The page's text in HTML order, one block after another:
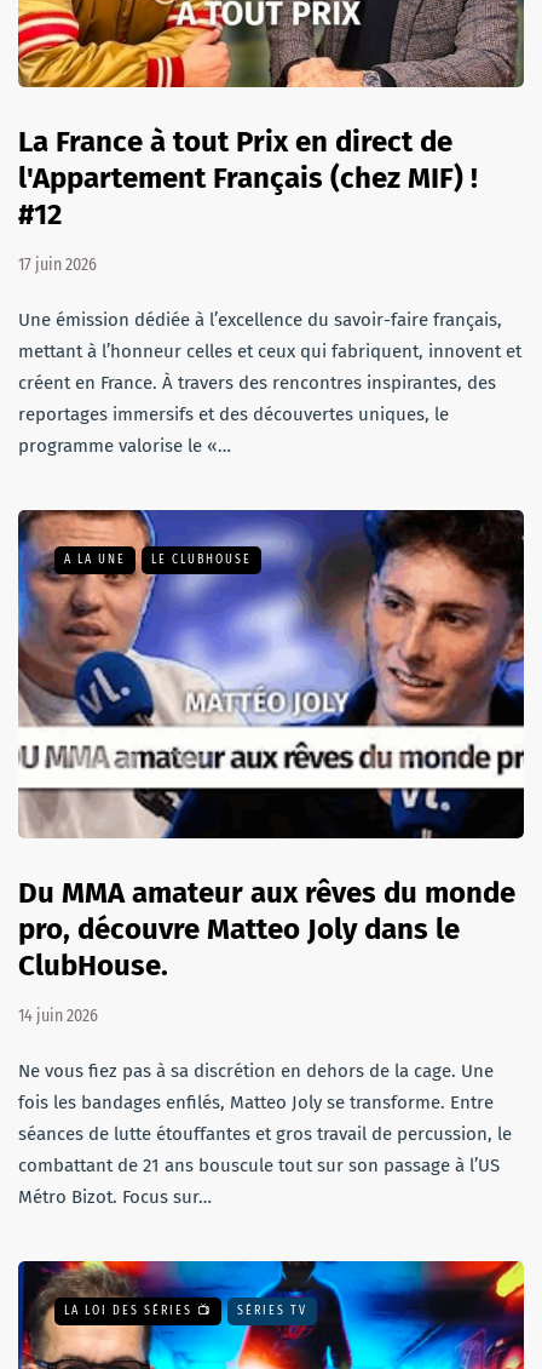
La France à tout Prix en direct de
l'Appartement Français (chez MIF) !
#12
17 juin 2026
Une émission dédiée à l’excellence du savoir-faire français,
mettant à l’honneur celles et ceux qui fabriquent, innovent et
créent en France. À travers des rencontres inspirantes, des
reportages immersifs et des découvertes uniques, le
programme valorise le «…
A LA UNE LE CLUBHOUSE
Du MMA amateur aux rêves du monde
pro, découvre Matteo Joly dans le
ClubHouse.
14 juin 2026
Ne vous fiez pas à sa discrétion en dehors de la cage. Une
fois les bandages enfilés, Matteo Joly se transforme. Entre
séances de lutte étouffantes et gros travail de percussion, le
combattant de 21 ans bouscule tout sur son passage à l’US
Métro Bizot. Focus sur…
LA LOI DES SÉRIES 📺 SÉRIES TV